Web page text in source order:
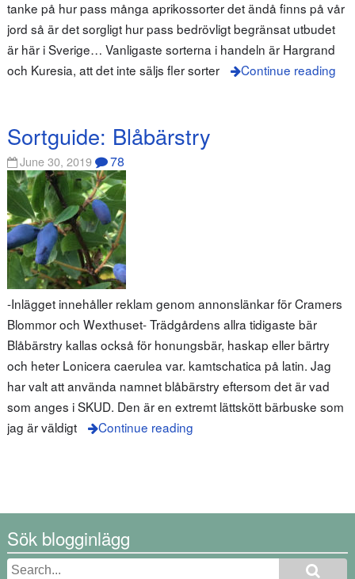
tanke på hur pass många aprikossorter det ändå finns på vår
jord så är det sorgligt hur pass bedrövligt begränsat utbudet
är här i Sverige… Vanligaste sorterna i handeln är Hargrand
och Kuresia, att det inte säljs fler sorter
Continue reading
Sortguide: Blåbärstry
June 30, 2019 78
-Inlägget innehåller reklam genom annonslänkar för Cramers
Blommor och Wexthuset- Trädgårdens allra tidigaste bär
Blåbärstry kallas också för honungsbär, haskap eller bärtry
och heter Lonicera caerulea var. kamtschatica på latin. Jag
har valt att använda namnet blåbärstry eftersom det är vad
som anges i SKUD. Den är en extremt lättskött bärbuske som
jag är väldigt
Continue reading
Sök blogginlägg